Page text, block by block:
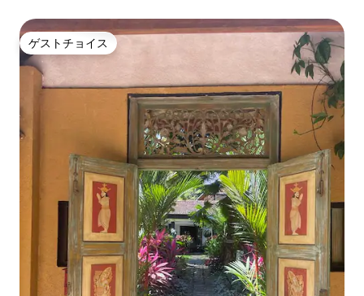
ゲストチョイス
ゲストチョイス